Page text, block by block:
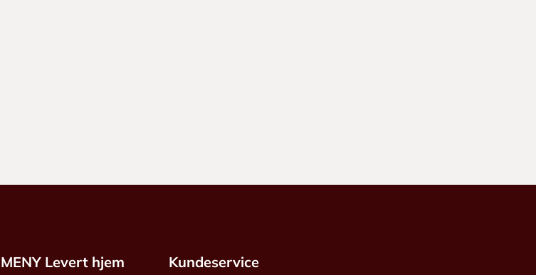
MENY Levert hjem Kundeservice